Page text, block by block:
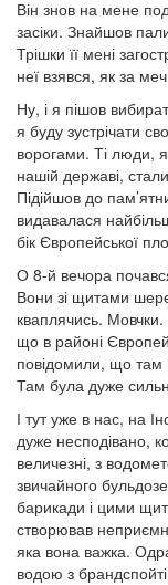
Він знов на мене
засіки. Знайшов
Трішки її мені
неї взявся, як за
Ну, і я пішов
я буду зустрічати
ворогами. Ті люди,
нашій державі,
Підійшов до
видавалася
бік Європейської
О 8-й вечора
Вони зі щитами
кваплячись. Мовчки.
що в районі
повідомили, що там
Там була дуже
І тут уже в нас, на
дуже несподівано,
величезні, з
звичайного
барикади і цими
створював
яка вона важка.
водою з